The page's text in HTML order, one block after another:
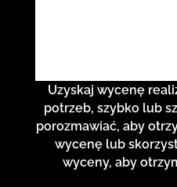
Uzyskaj wycenę
potrzeb, szybko lub
porozmawiać, aby
wycenę lub
wyceny, aby